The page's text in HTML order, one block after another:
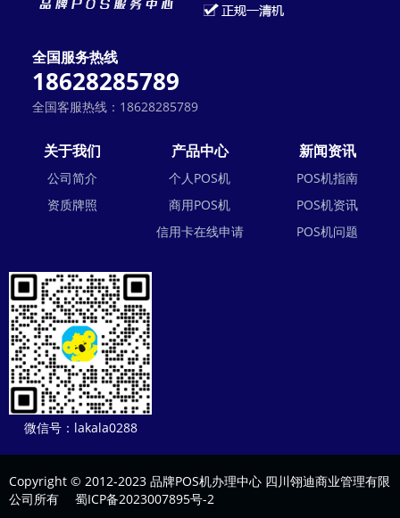
全国服务热线
18628285789
全国客服热线：18628285789
关于我们
公司简介
资质牌照
产品中心
个人POS机
商用POS机
信用卡在线申请
新闻资讯
POS机指南
POS机资讯
POS机问题
微信号：lakala0288
Copyright © 2012-2023 品牌POS机办理中心 四川翎迪商业管理有限
公司所有 蜀ICP备2023007895号-2